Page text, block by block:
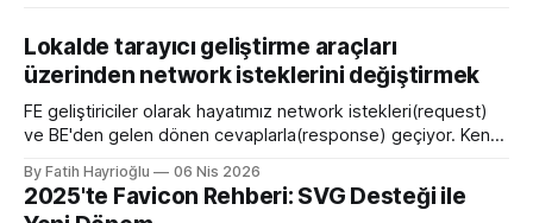
Lokalde tarayıcı geliştirme araçları
üzerinden network isteklerini değiştirmek
FE geliştiriciler olarak hayatımız network istekleri(request)
ve BE'den gelen dönen cevaplarla(response) geçiyor. Kendi
olduğunda mock server kurmak veya çeşitli kütüphanelerle
bu işi yapıyordum. Mock işini tarayıcı üzerinden yapmaya
By Fatih Hayrioğlu 06 Nis 2026
2025'te Favicon Rehberi: SVG Desteği ile